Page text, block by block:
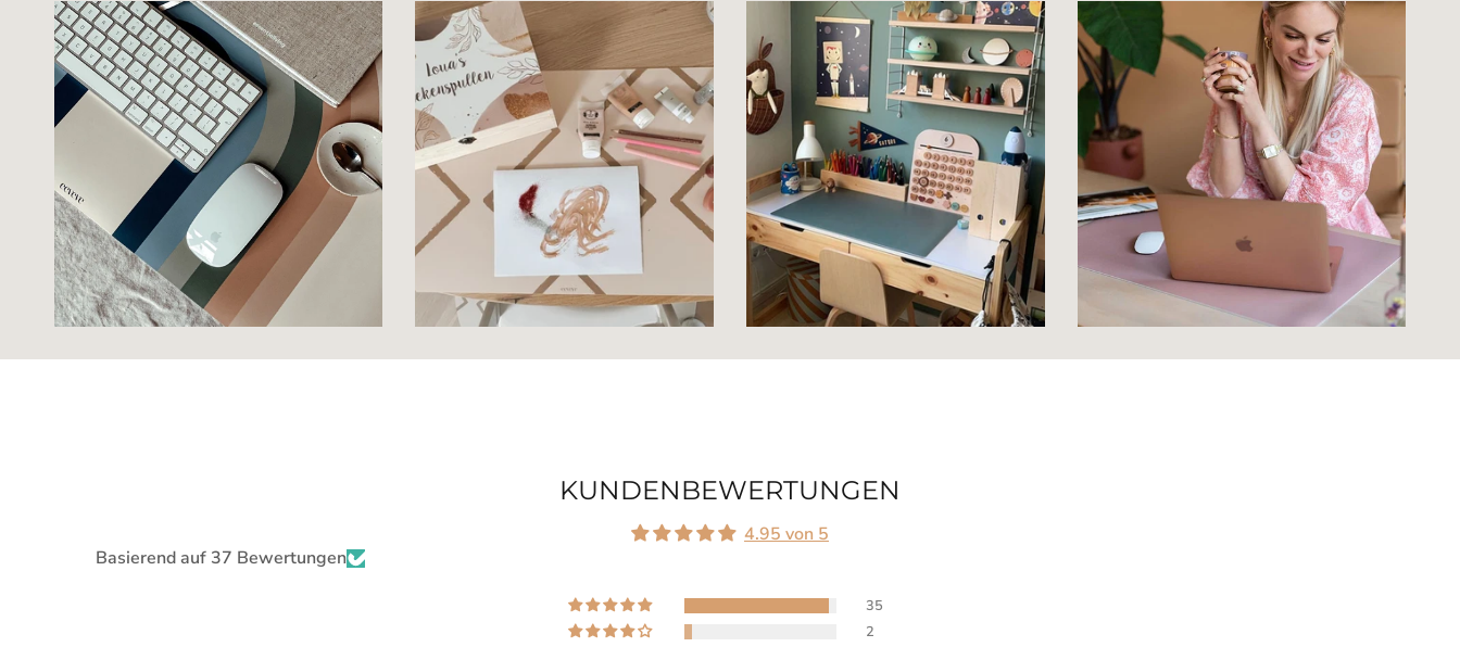
KUNDENBEWERTUNGEN
4.95 von 5
Basierend auf 37 Bewertungen
35
2